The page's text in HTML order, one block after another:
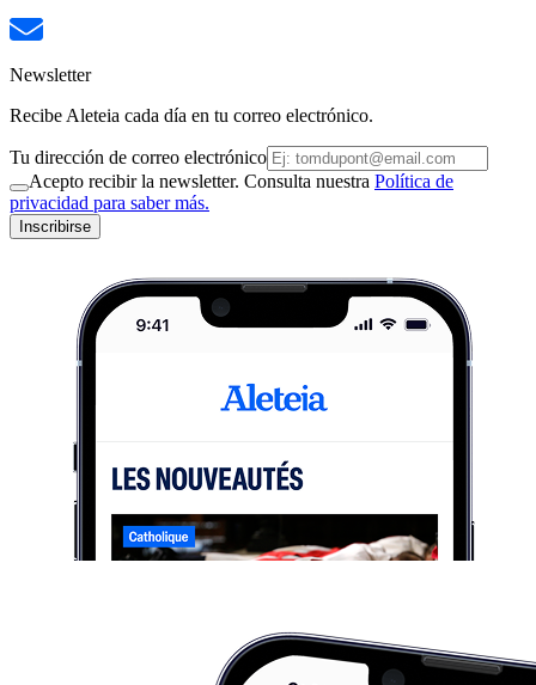
Newsletter
Recibe Aleteia cada día en tu correo electrónico.
Tu dirección de correo electrónico
Acepto recibir la newsletter. Consulta nuestra Política de
privacidad para saber más.
Inscribirse